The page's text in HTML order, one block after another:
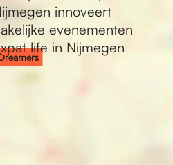
innoveert
evenementen
life in Nijmegen